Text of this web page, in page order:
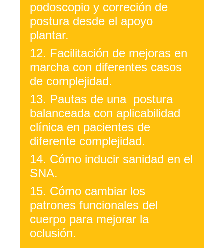
podoscopio y correción de
postura desde el apoyo
plantar.
12. Facilitación de mejoras en
marcha con diferentes casos
de complejidad.
13. Pautas de una postura
balanceada con aplicabilidad
clínica en pacientes de
diferente complejidad.
14. Cómo inducir sanidad en el
SNA.
15. Cómo cambiar los
patrones funcionales del
cuerpo para mejorar la
oclusión.